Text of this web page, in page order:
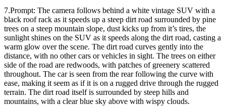
7.Prompt: The camera follows behind a white vintage SUV with a
black roof rack as it speeds up a steep dirt road surrounded by pine
trees on a steep mountain slope, dust kicks up from it’s tires, the
sunlight shines on the SUV as it speeds along the dirt road, casting a
warm glow over the scene. The dirt road curves gently into the
distance, with no other cars or vehicles in sight. The trees on either
side of the road are redwoods, with patches of greenery scattered
throughout. The car is seen from the rear following the curve with
ease, making it seem as if it is on a rugged drive through the rugged
terrain. The dirt road itself is surrounded by steep hills and
mountains, with a clear blue sky above with wispy clouds.